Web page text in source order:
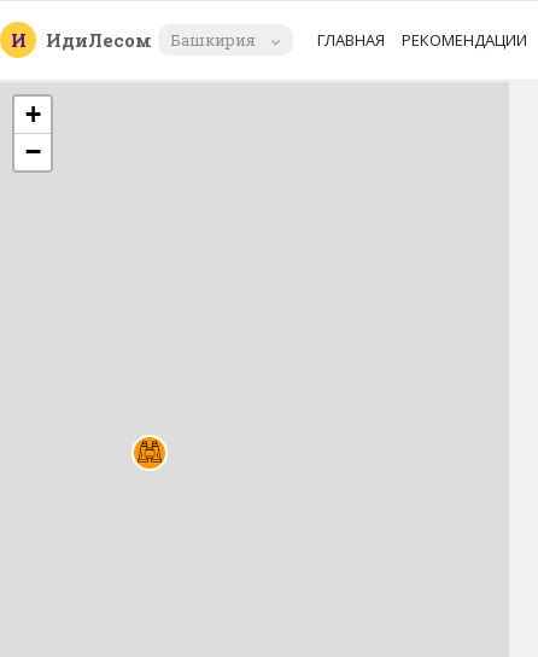
И ИдиЛесом Башкирия ГЛАВНАЯ РЕКОМЕНДАЦИИ
+
−